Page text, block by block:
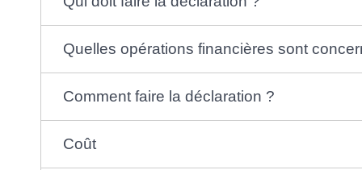
Quelles opérations financières sont
Comment faire la déclaration ?
Coût